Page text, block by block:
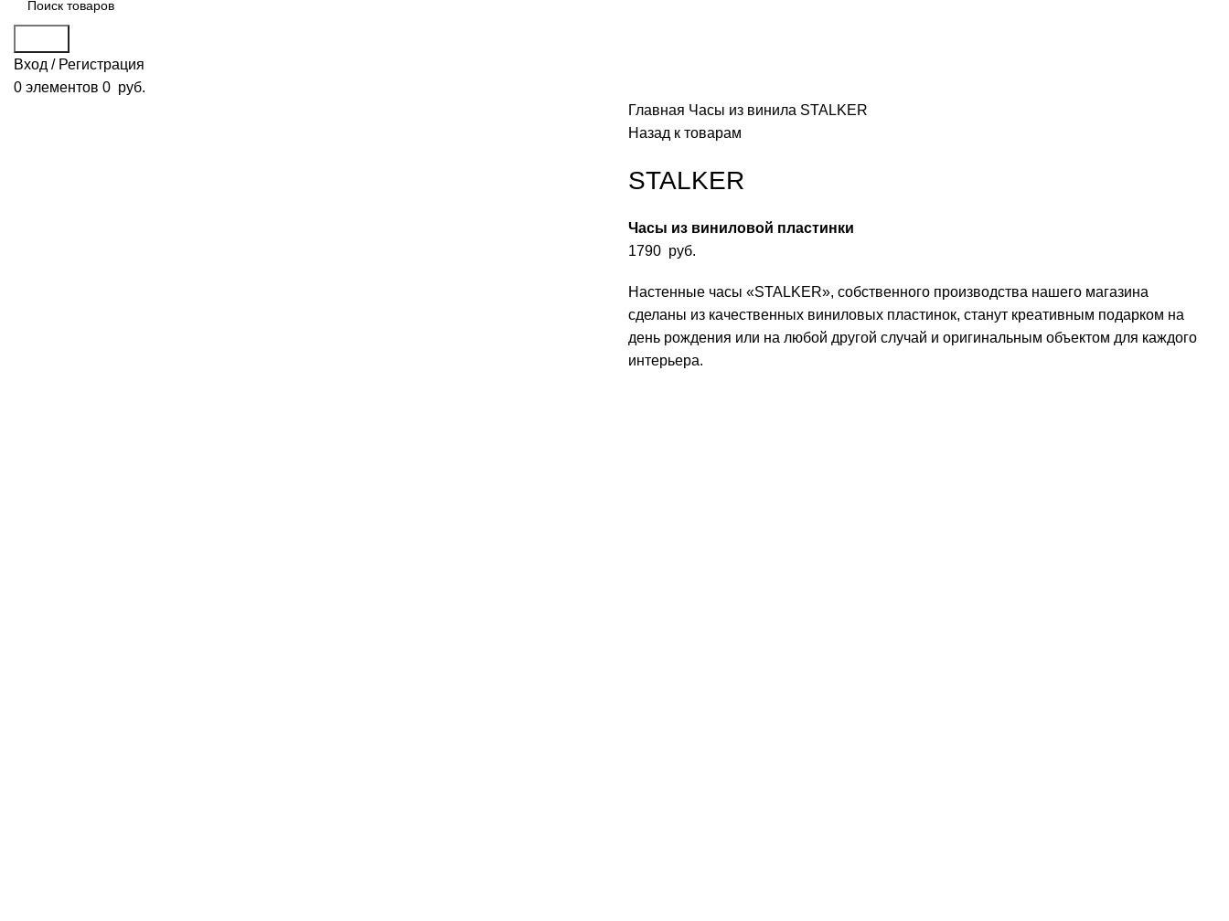
Вход / Регистрация
0 элементов 0 руб.
Главная Часы из винила STALKER
Назад к товарам
STALKER
Часы из виниловой пластинки
1790 руб.
Настенные часы «STALKER», собственного производства нашего магазина
сделаны из качественных виниловых пластинок, станут креативным подарком на
день рождения или на любой другой случай и оригинальным объектом для каждого
интерьера.